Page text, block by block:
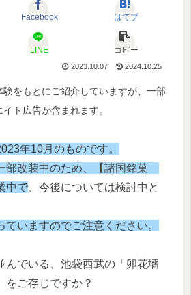
Facebook はてブ
LINE コピー
2023.10.07 2024.10.25
をもとにご紹介していますが、一部
ト広告が含まれます。
年10月のものです。
部改装中のため、【諸国銘菓
中で 、今後については検討中と
ていますのでご注意ください。
んでいる、池袋西武の「卯花墻
をご存じですか？